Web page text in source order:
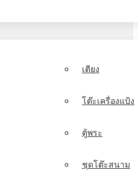
เตียง
โต๊ะเครื่องแป้ง
ตู้พระ
ชุดโต๊ะสนาม